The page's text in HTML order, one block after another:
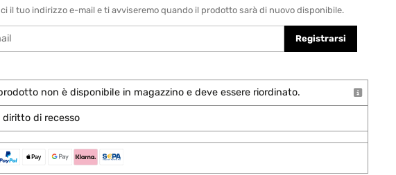
il tuo indirizzo e-mail e ti avviseremo quando il prodotto sarà di nuovo disponibile.
Registrarsi
non è disponibile in magazzino e deve essere riordinato.
diritto di recesso